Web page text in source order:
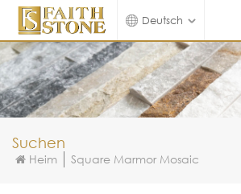
Deutsch
Suchen
Heim Square Marmor Mosaic